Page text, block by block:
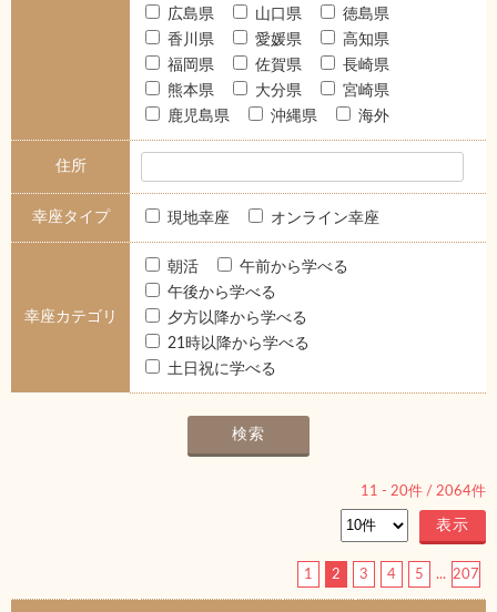
広島県
山口県
徳島県
香川県
愛媛県
高知県
福岡県
佐賀県
長崎県
熊本県
大分県
宮崎県
鹿児島県
沖縄県 海外
住所
幸座タイプ 現地幸座 オンライン幸座
幸座カテゴリ
朝活
午前から学べる
午後から学べる
夕方以降から学べる
21時以降から学べる
土日祝に学べる
11 - 20件 / 2064件
1 2 3 4 5 ... 207